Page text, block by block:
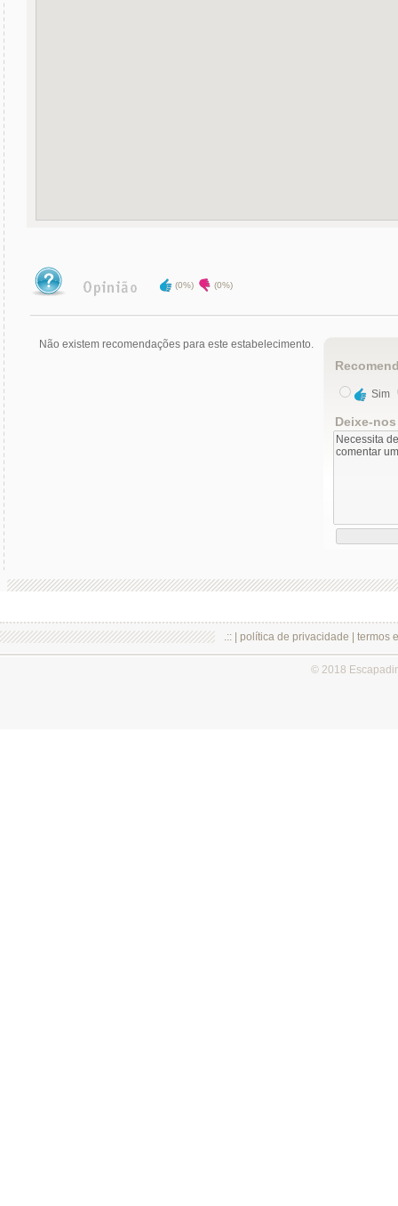
(0%) (0%)
Não existem recomendações para este estabelecimento.
Sim
Deixe-
.:: | política de privacidade termos
© 2018